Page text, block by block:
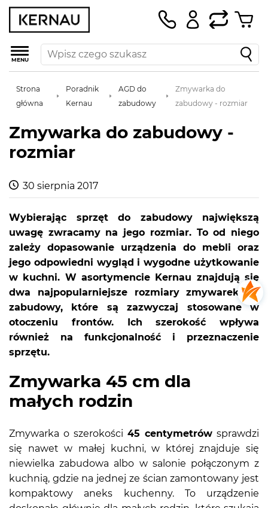
MENU
Strona
główna
Poradnik
Kernau
AGD do
zabudowy
Zmywarka do
zabudowy - rozmiar
Zmywarka do zabudowy -
rozmiar
30 sierpnia 2017
Wybierając sprzęt do zabudowy największą
uwagę zwracamy na jego rozmiar. To od niego
zależy dopasowanie urządzenia do mebli oraz
jego odpowiedni wygląd i wygodne użytkowanie
w kuchni. W asortymencie Kernau znajdują się
dwa najpopularniejsze rozmiary zmywarek do
zabudowy, które są zazwyczaj stosowane w
otoczeniu frontów. Ich szerokość wpływa
również na funkcjonalność i przeznaczenie
sprzętu.
Zmywarka 45 cm dla
małych rodzin
Zmywarka o szerokości 45 centymetrów sprawdzi
się nawet w małej kuchni, w której znajduje się
niewielka zabudowa albo w salonie połączonym z
kuchnią, gdzie na jednej ze ścian zamontowany jest
kompaktowy aneks kuchenny. To urządzenie